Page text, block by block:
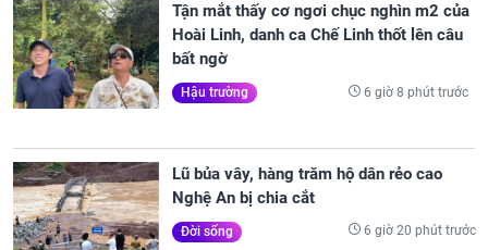
Tận mắt thấy cơ ngơi chục nghìn m2 của
Hoài Linh, danh ca Chế Linh thốt lên câu
bất ngờ
Hậu trường 6 giờ 8 phút trước
Lũ bủa vây, hàng trăm hộ dân rẻo cao
Nghệ An bị chia cắt
Đời sống 6 giờ 20 phút trước